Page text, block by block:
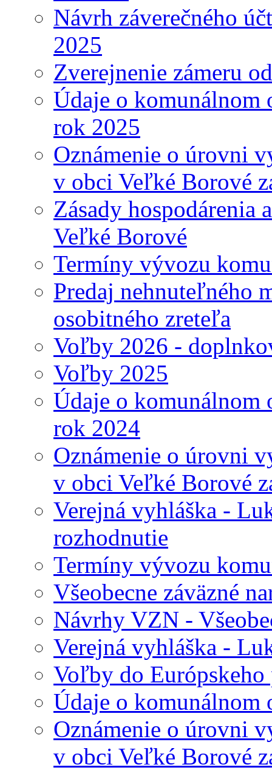
Návrh záverečného
2025
Zverejnenie zámeru
Údaje o komunálnom
rok 2025
Oznámenie o úrovni
v obci Veľké Borové
Zásady hospodárenia
Veľké Borové
Termíny vývozu
Predaj nehnuteľného
osobitného zreteľa
Voľby 2026 -
Voľby 2025
Údaje o komunálnom
rok 2024
Oznámenie o úrovni
v obci Veľké Borové
Verejná vyhláška -
rozhodnutie
Termíny vývozu
Všeobecne záväzné
Návrhy VZN -
Verejná vyhláška -
Voľby do Európskeho
Údaje o komunálnom
Oznámenie o úrovni
v obci Veľké Borové